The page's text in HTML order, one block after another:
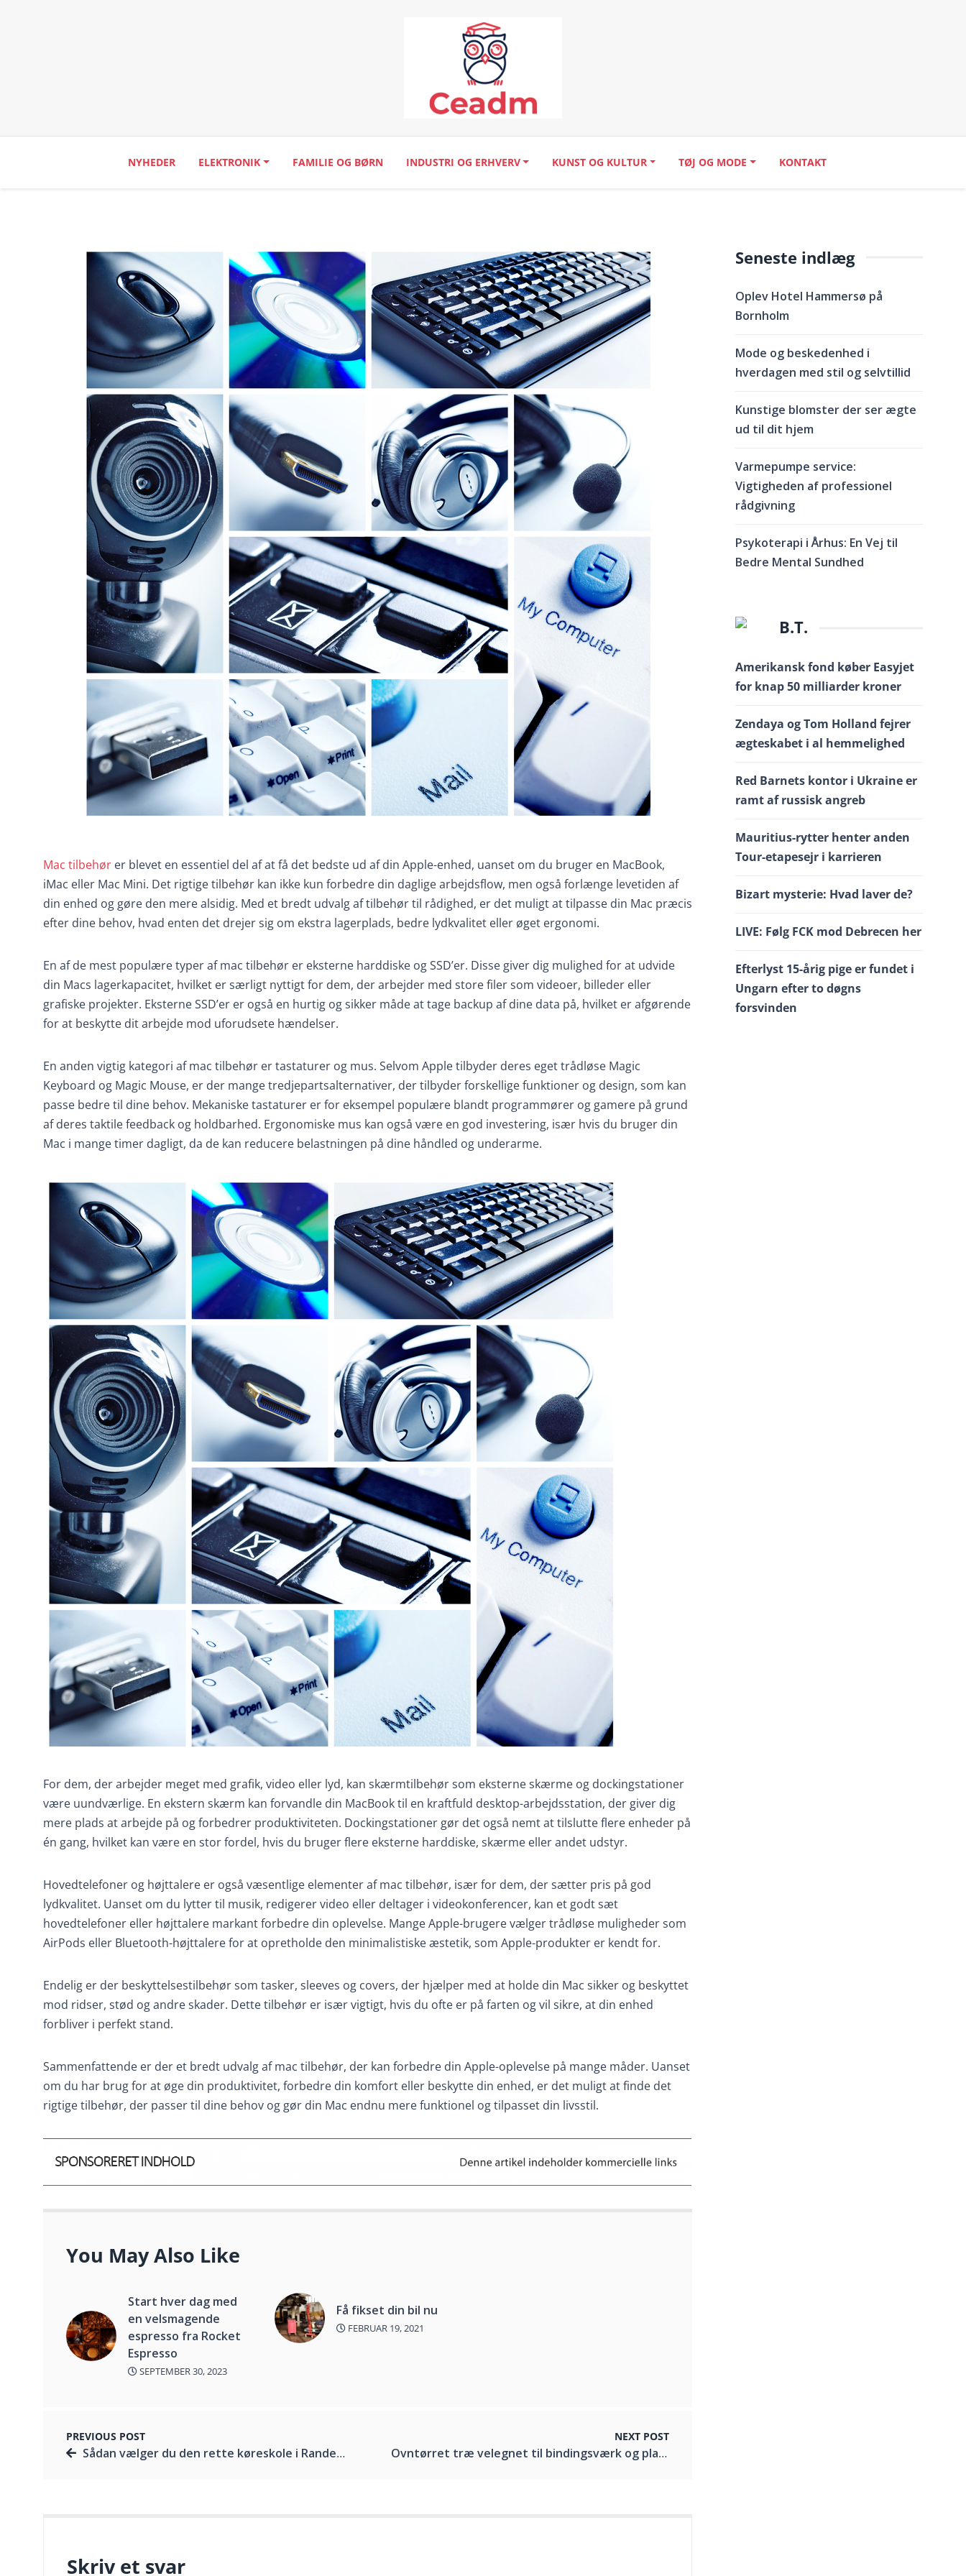
NYHEDER ELEKTRONIK FAMILIE OG BØRN INDUSTRI OG ERHVERV KUNST OG KULTUR TØJ OG MODE KONTAKT
Mac tilbehør er blevet en essentiel del af at få det bedste ud af din Apple-enhed, uanset om du bruger en MacBook,
iMac eller Mac Mini. Det rigtige tilbehør kan ikke kun forbedre din daglige arbejdsflow, men også forlænge levetiden af
din enhed og gøre den mere alsidig. Med et bredt udvalg af tilbehør til rådighed, er det muligt at tilpasse din Mac præcis
efter dine behov, hvad enten det drejer sig om ekstra lagerplads, bedre lydkvalitet eller øget ergonomi.
En af de mest populære typer af mac tilbehør er eksterne harddiske og SSD’er. Disse giver dig mulighed for at udvide
din Macs lagerkapacitet, hvilket er særligt nyttigt for dem, der arbejder med store filer som videoer, billeder eller
grafiske projekter. Eksterne SSD’er er også en hurtig og sikker måde at tage backup af dine data på, hvilket er afgørende
for at beskytte dit arbejde mod uforudsete hændelser.
En anden vigtig kategori af mac tilbehør er tastaturer og mus. Selvom Apple tilbyder deres eget trådløse Magic
Keyboard og Magic Mouse, er der mange tredjepartsalternativer, der tilbyder forskellige funktioner og design, som kan
passe bedre til dine behov. Mekaniske tastaturer er for eksempel populære blandt programmører og gamere på grund
af deres taktile feedback og holdbarhed. Ergonomiske mus kan også være en god investering, især hvis du bruger din
Mac i mange timer dagligt, da de kan reducere belastningen på dine håndled og underarme.
For dem, der arbejder meget med grafik, video eller lyd, kan skærmtilbehør som eksterne skærme og dockingstationer
være uundværlige. En ekstern skærm kan forvandle din MacBook til en kraftfuld desktop-arbejdsstation, der giver dig
mere plads at arbejde på og forbedrer produktiviteten. Dockingstationer gør det også nemt at tilslutte flere enheder på
én gang, hvilket kan være en stor fordel, hvis du bruger flere eksterne harddiske, skærme eller andet udstyr.
Hovedtelefoner og højttalere er også væsentlige elementer af mac tilbehør, især for dem, der sætter pris på god
lydkvalitet. Uanset om du lytter til musik, redigerer video eller deltager i videokonferencer, kan et godt sæt
hovedtelefoner eller højttalere markant forbedre din oplevelse. Mange Apple-brugere vælger trådløse muligheder som
AirPods eller Bluetooth-højttalere for at opretholde den minimalistiske æstetik, som Apple-produkter er kendt for.
Endelig er der beskyttelsestilbehør som tasker, sleeves og covers, der hjælper med at holde din Mac sikker og beskyttet
mod ridser, stød og andre skader. Dette tilbehør er især vigtigt, hvis du ofte er på farten og vil sikre, at din enhed
forbliver i perfekt stand.
Sammenfattende er der et bredt udvalg af mac tilbehør, der kan forbedre din Apple-oplevelse på mange måder. Uanset
om du har brug for at øge din produktivitet, forbedre din komfort eller beskytte din enhed, er det muligt at finde det
rigtige tilbehør, der passer til dine behov og gør din Mac endnu mere funktionel og tilpasset din livsstil.
You May Also Like
Start hver dag med
en velsmagende
espresso fra Rocket
Espresso
SEPTEMBER 30, 2023
Få fikset din bil nu
FEBRUAR 19, 2021
PREVIOUS POST
Sådan vælger du den rette køreskole i Randers
NEXT POST
Ovntørret træ velegnet til bindingsværk og plankeborde
Skriv et svar
Seneste indlæg
Oplev Hotel Hammersø på
Bornholm
Mode og beskedenhed i
hverdagen med stil og selvtillid
Kunstige blomster der ser ægte
ud til dit hjem
Varmepumpe service:
Vigtigheden af professionel
rådgivning
Psykoterapi i Århus: En Vej til
Bedre Mental Sundhed
B.T.
Amerikansk fond køber Easyjet
for knap 50 milliarder kroner
Zendaya og Tom Holland fejrer
ægteskabet i al hemmelighed
Red Barnets kontor i Ukraine er
ramt af russisk angreb
Mauritius-rytter henter anden
Tour-etapesejr i karrieren
Bizart mysterie: Hvad laver de?
LIVE: Følg FCK mod Debrecen her
Efterlyst 15-årig pige er fundet i
Ungarn efter to døgns
forsvinden